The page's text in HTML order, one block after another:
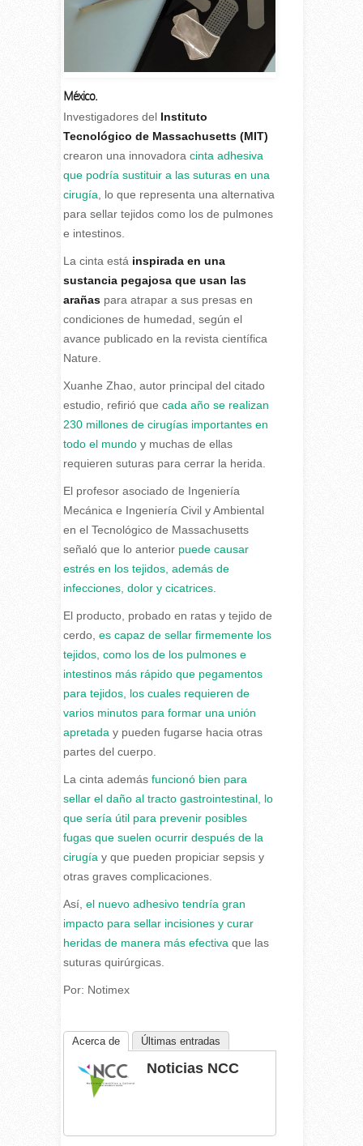
México.
Investigadores del Instituto
Tecnológico de Massachusetts (MIT)
crearon una innovadora cinta adhesiva
que podría sustituir a las suturas en una
cirugía , lo que representa una alternativa
para sellar tejidos como los de pulmones
e intestinos.
La cinta está inspirada en una
sustancia pegajosa que usan las
arañaspara atrapar a sus presas en
condiciones de humedad, según el
avance publicado en la revista científica
Nature.
Xuanhe Zhao, autor principal del citado
estudio, refirió que cada año se realizan
230 millones de cirugías importantes en
todo el mundoy muchas de ellas
requieren suturas para cerrar la herida.
El profesor asociado de Ingeniería
Mecánica e Ingeniería Civil y Ambiental
en el Tecnológico de Massachusetts
señaló que lo anteriorpuede causar
estrés en los tejidos, además de
infecciones, dolor y cicatrices.
El producto, probado en ratas y tejido de
cerdo, es capaz de sellar firmemente los
tejidos, como los de los pulmones e
intestinos más rápido que pegamentos
para tejidos, los cuales requieren de
varios minutos para formar una unión
apretada y pueden fugarse hacia otras
partes del cuerpo.
La cinta ademásfuncionó bien para
sellar el daño al tracto gastrointestinal, lo
que sería útil para prevenir posibles
fugas que suelen ocurrir después de la
cirugía y que pueden propiciar sepsis y
otras graves complicaciones.
Así, el nuevo adhesivo tendría gran
impacto para sellar incisiones y curar
heridas de manera más efectiva que las
suturas quirúrgicas.
Por: Notimex
Acerca de Últimas entradas
Noticias NCC